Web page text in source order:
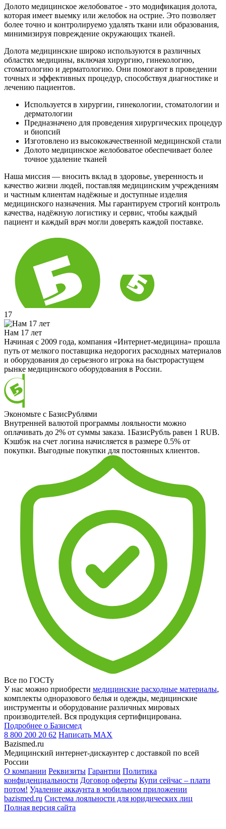
Долото медицинское желобоватое - это модификация долота,
которая имеет выемку или желобок на острие. Это позволяет
более точно и контролируемо удалять ткани или образования,
минимизируя повреждение окружающих тканей.
Долота медицинские широко используются в различных
областях медицины, включая хирургию, гинекологию,
стоматологию и дерматологию. Они помогают в проведении
точных и эффективных процедур, способствуя диагностике и
лечению пациентов.
Используется в хирургии, гинекологии, стоматологии и
дерматологии
Предназначено для проведения хирургических процедур
и биопсий
Изготовлено из высококачественной медицинской стали
Долото медицинское желобоватое обеспечивает более
точное удаление тканей
Наша миссия — вносить вклад в здоровье, уверенность и
качество жизни людей, поставляя медицинским учреждениям
и частным клиентам надёжные и доступные изделия
медицинского назначения. Мы гарантируем строгий контроль
качества, надёжную логистику и сервис, чтобы каждый
пациент и каждый врач могли доверять каждой поставке.
17
Нам 17 лет
Начиная с 2009 года, компания «Интернет-медицина» прошла
путь от мелкого поставщика недорогих расходных материалов
и оборудования до серьезного игрока на быстрорастущем
рынке медицинского оборудования в России.
Экономьте с БазисРублями
Внутренней валютой программы лояльности можно
оплачивать до 2% от суммы заказа. 1БазисРубль равен 1 RUB.
Кэшбэк на счет логина начисляется в размере 0.5% от
покупки. Выгодные покупки для постоянных клиентов.
Все по ГОСТу
У нас можно приобрести медицинские расходные материалы,
комплекты одноразового белья и одежды, медицинские
инструменты и оборудование различных мировых
производителей. Вся продукция сертифицирована.
Подробнее о Базисмед
8 800 200 20 62 Написать MAX
Bazismed.ru
Медицинский интернет-дискаунтер с доставкой по всей
России
О компании Реквизиты Гарантии Политика
конфиденциальности Договор оферты Купи сейчас – плати
потом! Удаление аккаунта в мобильном приложении
bazismed.ru Система лояльности для юридических лиц
Полная версия сайта